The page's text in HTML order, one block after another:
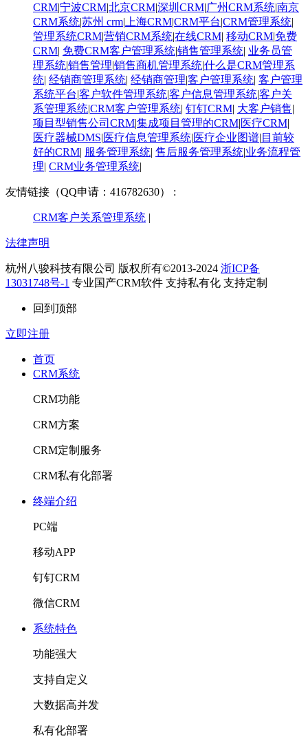
CRM|宁波CRM|北京CRM|深圳CRM|广州CRM系统|南京
CRM系统|苏州 crm| 上海CRM|CRM平台|CRM管理系统|
管理系统CRM|营销CRM系统|在线CRM| 移动CRM|免费
CRM| 免费CRM客户管理系统|销售管理系统| 业务员管
理系统|销售管理|销售商机管理系统|什么是CRM管理系
统| 经销商管理系统| 经销商管理|客户管理系统| 客户管理
系统平台|客户软件管理系统|客户信息管理系统|客户关
系管理系统|CRM客户管理系统| 钉钉CRM| 大客户销售|
项目型销售公司CRM|集成项目管理的CRM|医疗CRM|
医疗器械DMS|医疗信息管理系统|医疗企业图谱| ​目前较
好的CRM| 服务管理系统| 售后服务管理系统|业务流程管
理| CRM业务管理系统|
友情链接（QQ申请：416782630） :
CRM客户关系管理系统 |
法律声明
杭州八骏科技有限公司 版权所有©2013-2024 浙ICP备
13031748号-1 专业国产CRM软件 支持私有化 支持定制
回到顶部
立即注册
首页
CRM系统
CRM功能
CRM方案
CRM定制服务
CRM私有化部署
终端介绍
PC端
移动APP
钉钉CRM
微信CRM
系统特色
功能强大
支持自定义
大数据高并发
私有化部署